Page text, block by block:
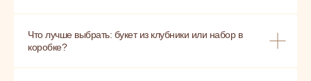
Что лучше выбрать: букет из клубники или набор в
коробке?